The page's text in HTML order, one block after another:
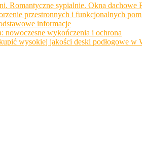
Romantyczne sypialnie. Okna dachowe
przestronnych i funkcjonalnych
informacje
nowoczesne wykończenia i ochrona
wysokiej jakości deski podłogowe w